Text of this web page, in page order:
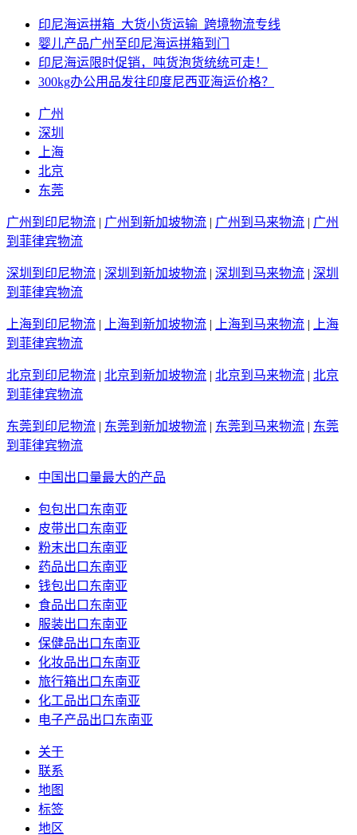
印尼海运拼箱_大货小货运输_跨境物流专线
婴儿产品广州至印尼海运拼箱到门
印尼海运限时促销，吨货泡货统统可走！
300kg办公用品发往印度尼西亚海运价格？
广州
深圳
上海
北京
东莞
广州到印尼物流 | 广州到新加坡物流 | 广州到马来物流 | 广州
到菲律宾物流
深圳到印尼物流 | 深圳到新加坡物流 | 深圳到马来物流 | 深圳
到菲律宾物流
上海到印尼物流 | 上海到新加坡物流 | 上海到马来物流 |
上海
到菲律宾物流
北京到印尼物流 | 北京到新加坡物流 | 北京到马来物流 | 北京
到菲律宾物流
东莞到印尼物流 | 东莞到新加坡物流 | 东莞到马来物流 | 东莞
到菲律宾物流
中国出口量最大的产品
包包出口东南亚
皮带出口东南亚
粉末出口东南亚
药品出口东南亚
钱包出口东南亚
食品出口东南亚
服装出口东南亚
保健品出口东南亚
化妆品出口东南亚
旅行箱出口东南亚
化工品出口东南亚
电子产品出口东南亚
关于
联系
地图
标签
地区